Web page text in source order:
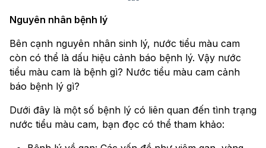
Nguyên nhân bệnh lý
Bên cạnh nguyên nhân sinh lý, nước tiểu màu cam
còn có thể là dấu hiệu cảnh báo bệnh lý. Vậy nước
tiểu màu cam là bệnh gì? Nước tiểu màu cam cảnh
báo bệnh lý gì?
Dưới đây là một số bệnh lý có liên quan đến tình trạng
nước tiểu màu cam, bạn đọc có thể tham khảo: